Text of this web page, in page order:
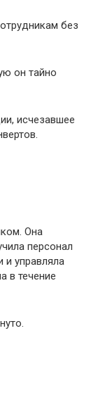
без
он тайно
исчезавшее
Она
персонал
и управляла
в течение